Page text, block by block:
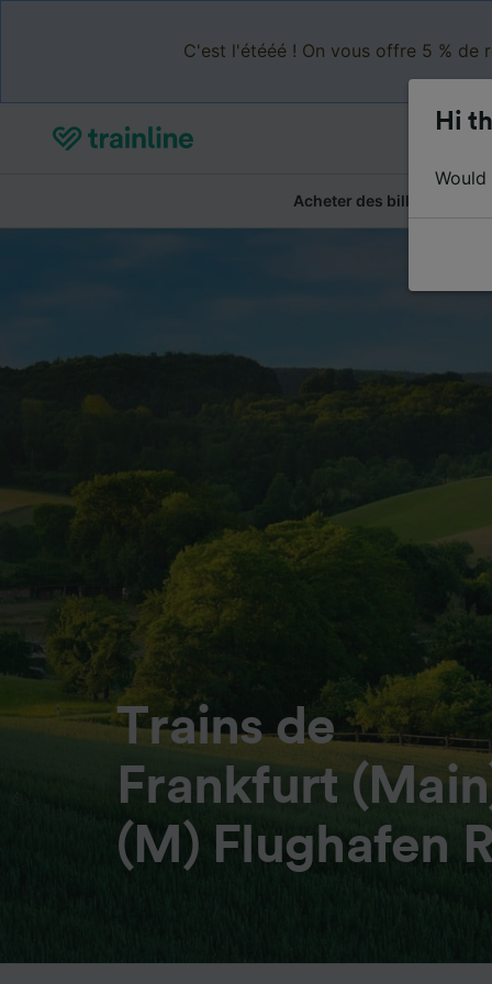
C'est l'étééé ! On vous offre 5 %
Acheter des billets
Trains de
Frankfurt
(M) Flughafen
Hi